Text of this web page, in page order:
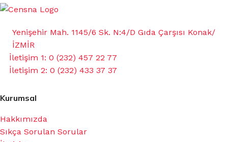
Yenişehir Mah. 1145/6 Sk. N:4/D Gıda Çarşısı Konak/
İZMİR
İletişim 1: 0 (232) 457 22 77
İletişim 2: 0 (232) 433 37 37
Kurumsal
Hakkımızda
Sıkça Sorulan Sorular